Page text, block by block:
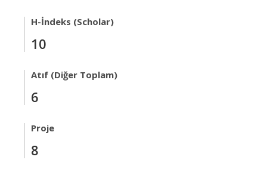
H-İndeks (Scholar)
10
Atıf (Diğer Toplam)
6
Proje
8